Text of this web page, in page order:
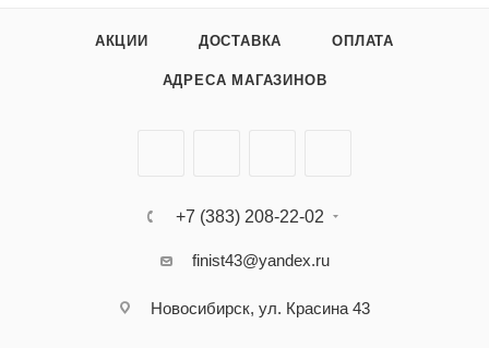
АКЦИИ ДОСТАВКА ОПЛАТА
АДРЕСА МАГАЗИНОВ
+7 (383) 208-22-02
finist43@yandex.ru
Новосибирск, ул. Красина 43